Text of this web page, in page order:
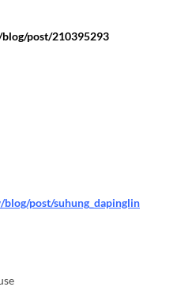
post/210395293
post/suhung_dapinglin